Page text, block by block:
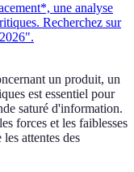
une analyse
Recherchez sur
un produit, un
est essentiel pour
saturé d'information.
forces et les faiblesses
attentes des